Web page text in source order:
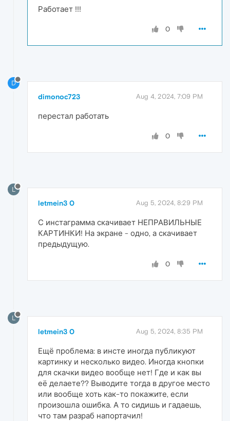
Работает !!!
0
D
dimonoc723 Aug 4, 2024, 7:09 PM
перестал работать
0
L
letmein3 0 Aug 5, 2024, 8:29 PM
С инстаграмма скачивает НЕПРАВИЛЬНЫЕ
КАРТИНКИ! На экране - одно, а скачивает
предыдущую.
0
L
letmein3 0 Aug 5, 2024, 8:35 PM
Ещё проблема: в инсте иногда публикуют
картинку и несколько видео. Иногда кнопки
для скачки видео вообще нет! Где и как вы
её делаете?? Выводите тогда в другое место
или вообще хоть как-то покажите, если
произошла ошибка. А то сидишь и гадаешь,
что там разраб напортачил!